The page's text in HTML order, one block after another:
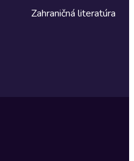
Zahraničná literatúra